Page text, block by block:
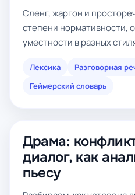
Сленг, жаргон и
степени нормативности,
уместности в разных
Лексика Разговорная
Геймерский словарь
Драма:
диалог, как
пьесу